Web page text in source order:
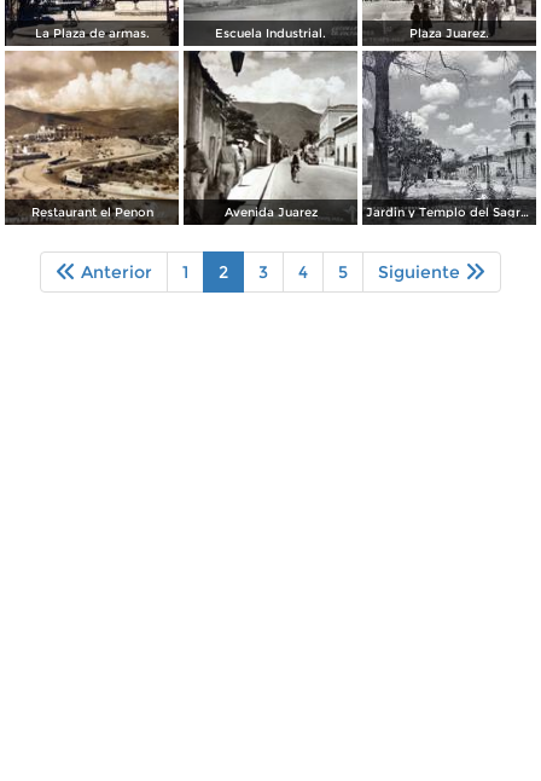
La Plaza de armas. Escuela Industrial. Plaza Juarez.
Restaurant el Penon Avenida Juarez Jardin y Templo del Sagrado Corazon
Anterior 1 2 3 4 5 Siguiente